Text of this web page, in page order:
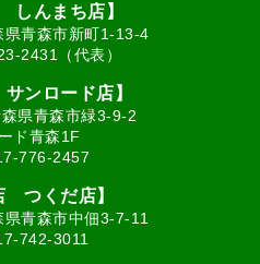
しんまち店】
青森市新町1-13-4
2431（代表）
ンロード店】
県青森市緑3-9-2
ド青森1F
776-2457
つくだ店】
青森市中佃3-7-11
742-3011